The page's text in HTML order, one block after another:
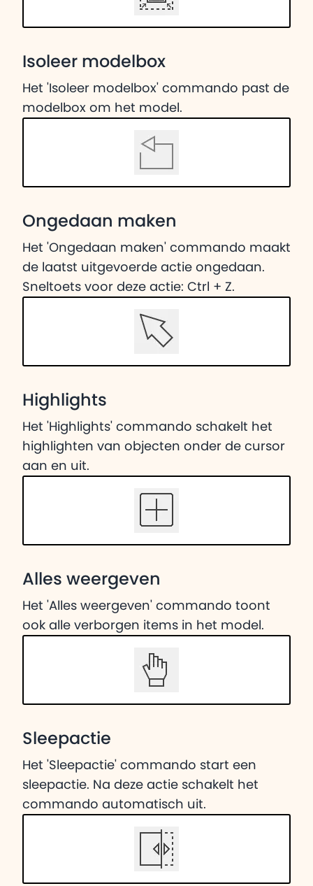
Isoleer modelbox
Het 'Isoleer modelbox' commando past de
modelbox om het model.
Ongedaan maken
Het 'Ongedaan maken' commando maakt
de laatst uitgevoerde actie ongedaan.
Sneltoets voor deze actie: Ctrl + Z.
Highlights
Het 'Highlights' commando schakelt het
highlighten van objecten onder de cursor
aan en uit.
Alles weergeven
Het 'Alles weergeven' commando toont
ook alle verborgen items in het model.
Sleepactie
Het 'Sleepactie' commando start een
sleepactie. Na deze actie schakelt het
commando automatisch uit.